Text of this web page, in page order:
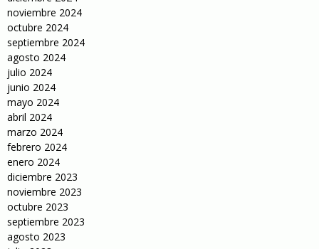
noviembre 2024
octubre 2024
septiembre 2024
agosto 2024
julio 2024
junio 2024
mayo 2024
abril 2024
marzo 2024
febrero 2024
enero 2024
diciembre 2023
noviembre 2023
octubre 2023
septiembre 2023
agosto 2023